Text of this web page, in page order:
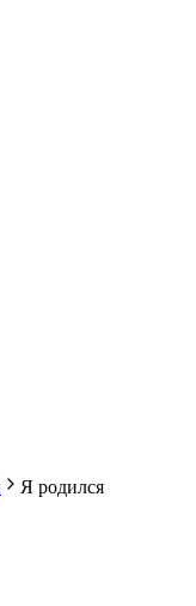
Я родился